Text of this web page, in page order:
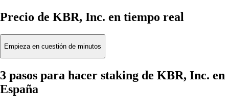
Precio de KBR, Inc. en tiempo real
Empieza en cuestión de minutos
3 pasos para hacer staking de KBR, Inc. en
España